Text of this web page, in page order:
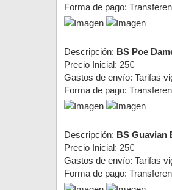
Forma de pago:
Descripción: BS Poe
Precio Inicial: 25€
Gastos de envío: Tarifas
Forma de pago:
Descripción: BS Guavian
Precio Inicial: 25€
Gastos de envío: Tarifas
Forma de pago: